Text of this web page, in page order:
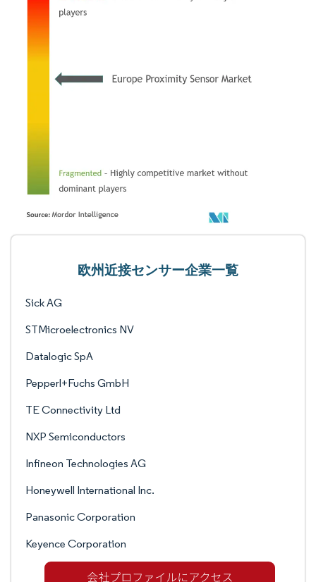
欧州近接センサー企業一覧
Sick AG
STMicroelectronics NV
Datalogic SpA
Pepperl+Fuchs GmbH
TE Connectivity Ltd
NXP Semiconductors
Infineon Technologies AG
Honeywell International Inc.
Panasonic Corporation
Keyence Corporation